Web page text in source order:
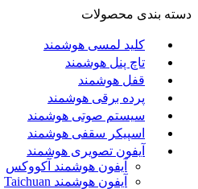
دسته بندی محصولات
کلید لمسی هوشمند
تاچ پنل هوشمند
قفل هوشمند
پرده برقی هوشمند
سیستم صوتی هوشمند
اسپیکر سقفی هوشمند
آیفون تصویری هوشمند
آيفون هوشمند آکووکس
آیفون هوشمند Taichuan